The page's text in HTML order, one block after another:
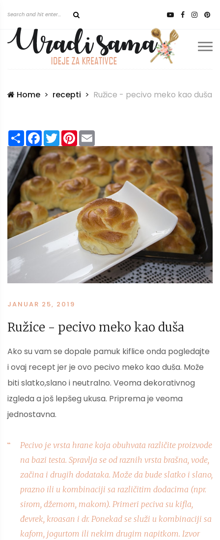
Home recepti Ružice - pecivo meko kao duša
ShareFacebook
TwitterPinterest
JANUAR 25, 2019
Ružice - pecivo meko kao duša
Ako su vam se dopale pamuk kiflice onda pogledajte
i ovaj recept jer je ovo pecivo meko kao duša. Može
biti slatko,slano i neutralno. Veoma dekorativnog
izgleda a još lepšeg ukusa. Priprema je veoma
jednostavna.
Pecivo je vrsta hrane koja obuhvata različite proizvode
na bazi testa. Spravlja se od raznih vrsta brašna, vode,
začina i drugih dodataka. Može da bude slatko i slano,
prazno ili u kombinaciji sa različitim dodacima (npr.
sirom, džemom, makom). Primeri peciva su kifla,
đevrek, kroasan i dr. Ponekad se služi u kombinaciji sa
kafom, jogurtom ili nekim drugim napitkom. Izvor